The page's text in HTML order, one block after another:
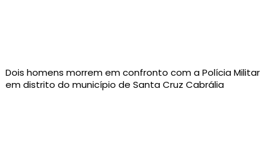
Dois homens morrem em confronto com a Polícia Militar
em distrito do município de Santa Cruz Cabrália